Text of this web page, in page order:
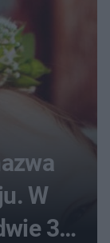
W
3